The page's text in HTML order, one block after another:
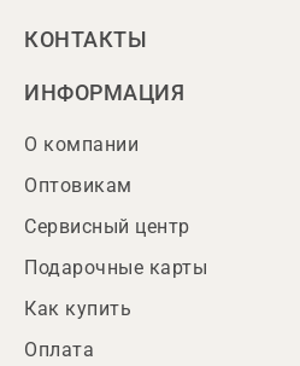
КОНТАКТЫ
ИНФОРМАЦИЯ
О компании
Оптовикам
Сервисный центр
Подарочные карты
Как купить
Оплата